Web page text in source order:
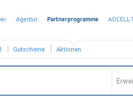
Agentur Partnerprogramme
Gutscheine Aktionen